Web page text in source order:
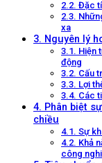
2.2. Đặc
2.3.
xa
3. Nguyên lý
3.1. Hiện
động
3.2. Cấu
3.3. Lợi
3.4. Các
4. Phân biệt
chiều
4.1. Sự
4.2. Khả
công